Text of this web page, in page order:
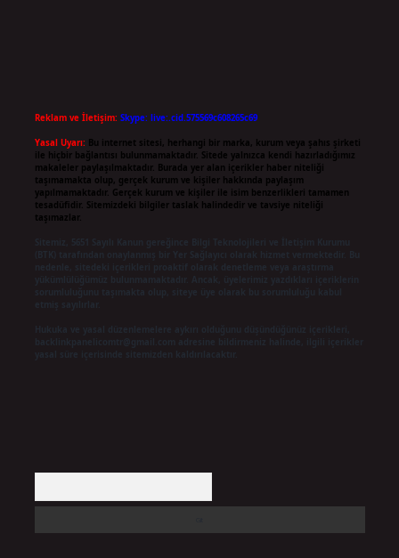
Reklam ve İletişim: Skype: live:.cid.575569c608265c69
Yasal Uyarı: Bu internet sitesi, herhangi bir marka, kurum veya şahıs şirketi
ile hiçbir bağlantısı bulunmamaktadır. Sitede yalnızca kendi hazırladığımız
makaleler paylaşılmaktadır. Burada yer alan içerikler haber niteliği
taşımamakta olup, gerçek kurum ve kişiler hakkında paylaşım
yapılmamaktadır. Gerçek kurum ve kişiler ile isim benzerlikleri tamamen
tesadüfidir. Sitemizdeki bilgiler taslak halindedir ve tavsiye niteliği
taşımazlar.
Sitemiz, 5651 Sayılı Kanun gereğince Bilgi Teknolojileri ve İletişim Kurumu
(BTK) tarafından onaylanmış bir Yer Sağlayıcı olarak hizmet vermektedir. Bu
nedenle, sitedeki içerikleri proaktif olarak denetleme veya araştırma
yükümlülüğümüz bulunmamaktadır. Ancak, üyelerimiz yazdıkları içeriklerin
Hukuka ve yasal düzenlemelere aykırı olduğunu düşündüğünüz içerikleri,